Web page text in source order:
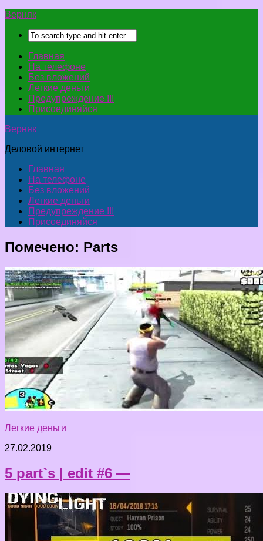
Верняк
Главная
На телефоне
Без вложений
Легкие деньги
Предупреждение !!!
Присоединяйся
Верняк
Деловой интернет
Главная
На телефоне
Без вложений
Легкие деньги
Предупреждение !!!
Присоединяйся
Помечено: Parts
Легкие деньги
27.02.2019
5 part`s | edit #6 —